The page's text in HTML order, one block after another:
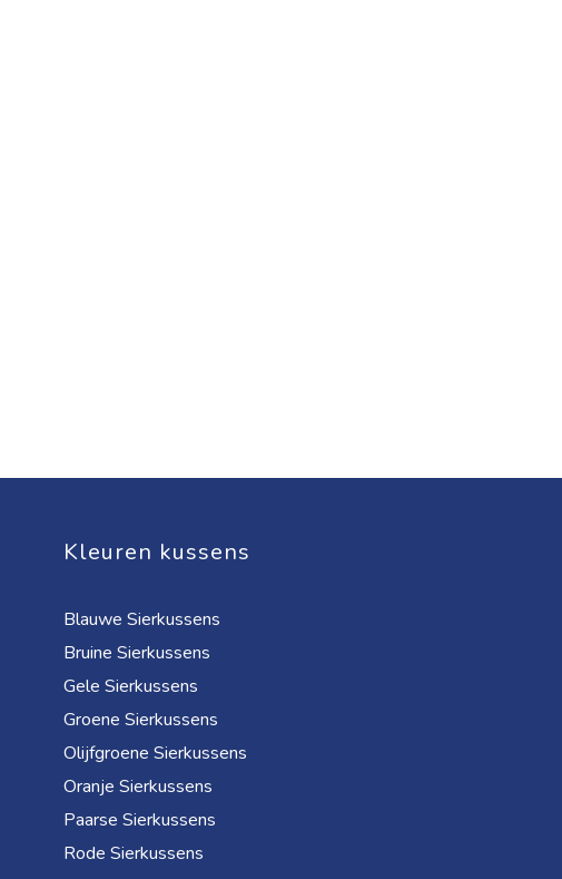
Kleuren kussens
Blauwe Sierkussens
Bruine Sierkussens
Gele Sierkussens
Groene Sierkussens
Olijfgroene Sierkussens
Oranje Sierkussens
Paarse Sierkussens
Rode Sierkussens